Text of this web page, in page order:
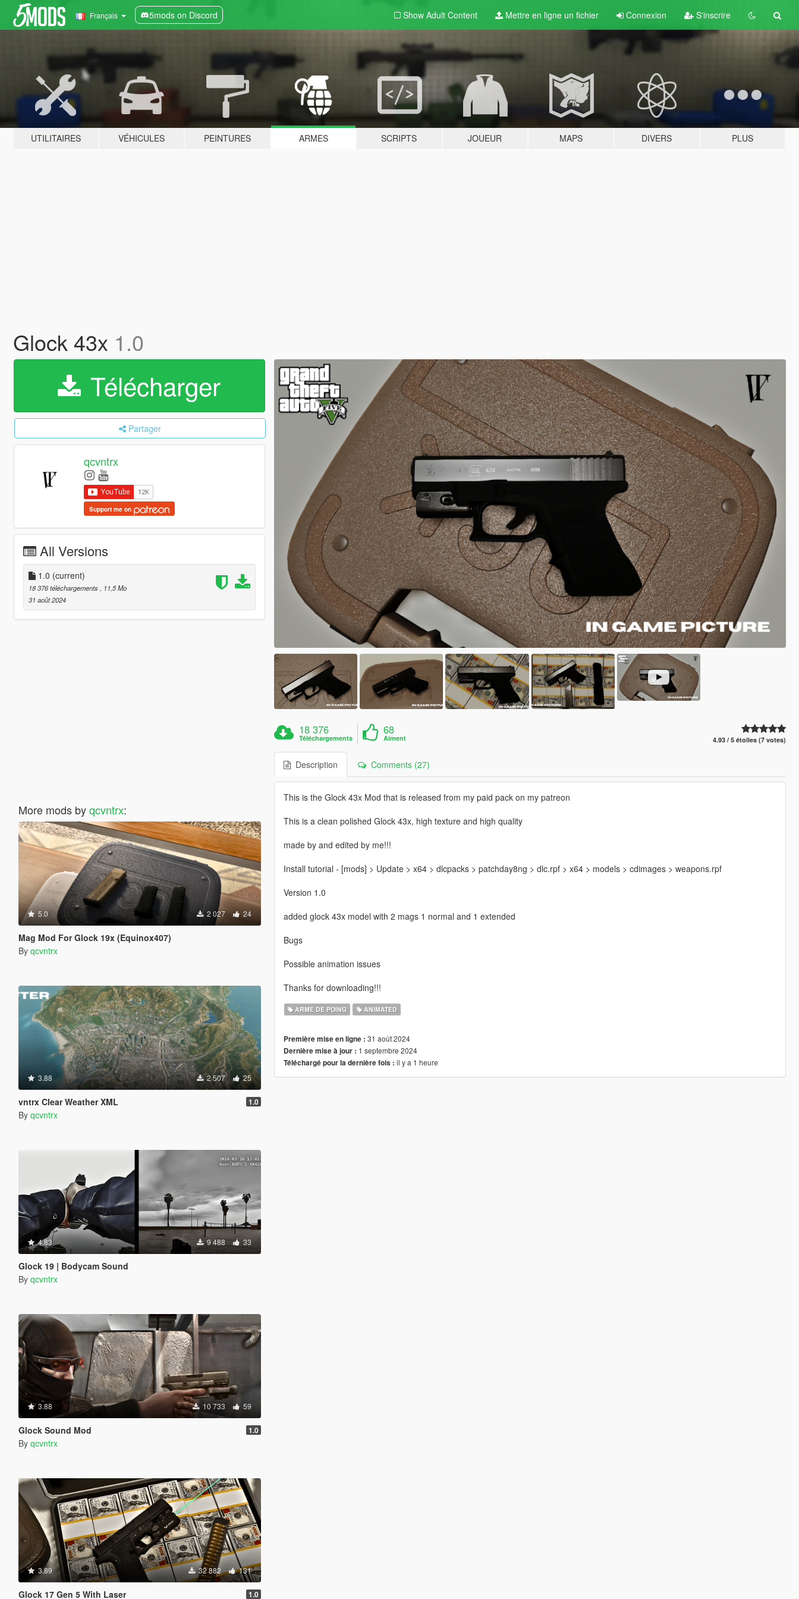
Français 5mods on Discord Show Adult Content Mettre en ligne un fichier Connexion S'inscrire
UTILITAIRES VÉHICULES PEINTURES ARMES SCRIPTS JOUEUR MAPS DIVERS PLUS
Glock 43x 1.0
Télécharger
Partager
qcvntrx
Support me on
All Versions
1.0 (current)
18 376 téléchargements, 11,5 Mo
31 août 2024
More mods byqcvntrx:
5.0 2 027 24
Mag Mod For Glock 19x (Equinox407)
By qcvntrx
3.88 2 507 25
vntrx Clear Weather XML 1.0
By qcvntrx
4.83 9 488 33
Glock 19 | Bodycam Sound
By qcvntrx
3.88 10 733 59
Glock Sound Mod 1.0
By qcvntrx
3.89 32 882 131
Glock 17 Gen 5 With Laser 1.0
18 376
Téléchargements
68
Aiment 4.93 / 5 étoiles (7 votes)
Description Comments (27)
This is the Glock 43x Mod that is released from my paid pack on my patreon
This is a clean polished Glock 43x, high texture and high quality
made by and edited by me!!!
Install tutorial - [mods] > Update > x64 > dlcpacks > patchday8ng > dlc.rpf > x64 > models > cdimages > weapons.rpf
Version 1.0
added glock 43x model with 2 mags 1 normal and 1 extended
Bugs
Possible animation issues
Thanks for downloading!!!
ARME DE POING ANIMATED
Première mise en ligne : 31 août 2024
Dernière mise à jour : 1 septembre 2024
Téléchargé pour la dernière fois : il y a 1 heure